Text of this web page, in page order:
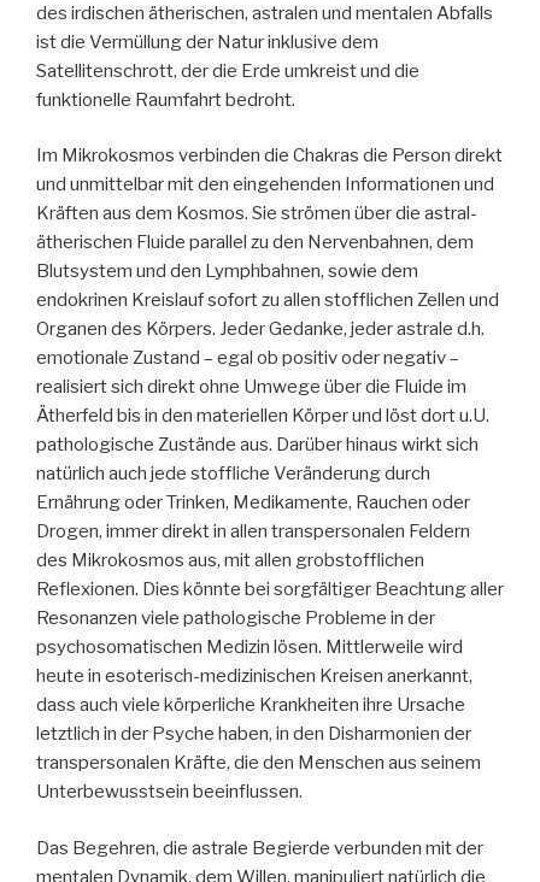
des irdischen ätherischen, astralen und mentalen Abfalls
ist die Vermüllung der Natur inklusive dem
Satellitenschrott, der die Erde umkreist und die
funktionelle Raumfahrt bedroht.
Im Mikrokosmos verbinden die Chakras die Person direkt
und unmittelbar mit den eingehenden Informationen und
Kräften aus dem Kosmos. Sie strömen über die astral-
ätherischen Fluide parallel zu den Nervenbahnen, dem
Blutsystem und den Lymphbahnen, sowie dem
endokrinen Kreislauf sofort zu allen stofflichen Zellen und
Organen des Körpers. Jeder Gedanke, jeder astrale d.h.
emotionale Zustand – egal ob positiv oder negativ –
realisiert sich direkt ohne Umwege über die Fluide im
Ätherfeld bis in den materiellen Körper und löst dort u.U.
pathologische Zustände aus. Darüber hinaus wirkt sich
natürlich auch jede stoffliche Veränderung durch
Ernährung oder Trinken, Medikamente, Rauchen oder
Drogen, immer direkt in allen transpersonalen Feldern
des Mikrokosmos aus, mit allen grobstofflichen
Reflexionen. Dies könnte bei sorgfältiger Beachtung aller
Resonanzen viele pathologische Probleme in der
psychosomatischen Medizin lösen. Mittlerweile wird
heute in esoterisch-medizinischen Kreisen anerkannt,
dass auch viele körperliche Krankheiten ihre Ursache
letztlich in der Psyche haben, in den Disharmonien der
transpersonalen Kräfte, die den Menschen aus seinem
Unterbewusstsein beeinflussen.
Das Begehren, die astrale Begierde verbunden mit der
mentalen Dynamik, dem Willen, manipuliert natürlich die